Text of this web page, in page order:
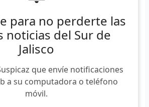
para no perderte las
noticias del Sur de
Jalisco
que envíe notificaciones
a su computadora o teléfono
móvil.
y Oralidad estimó que los elementos
y determinantes. Por ello le
a proceso con prisión oficiosa
como medida cautelar.